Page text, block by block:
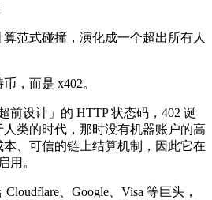
范式碰撞，演化成一个超出所有人
，而是 x402。
前设计」的 HTTP 状态码，402 诞
类的时代，那时没有机器账户的高
、可信的链上结算机制，因此它在
用。
、Google、Visa 等巨头，